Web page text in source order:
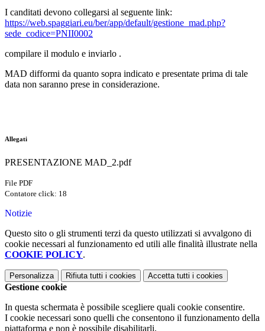
I canditati devono collegarsi al seguente link:
https://web.spaggiari.eu/ber/app/default/gestione_mad.php?
sede_codice=PNII0002
compilare il modulo e inviarlo .
MAD difformi da quanto sopra indicato e presentate prima di tale
data non saranno prese in considerazione.
Allegati
PRESENTAZIONE MAD_2.pdf
File PDF
Contatore click: 18
Notizie
Questo sito o gli strumenti terzi da questo utilizzati si avvalgono di
cookie necessari al funzionamento ed utili alle finalità illustrate nella
COOKIE POLICY.
Personalizza Rifiuta tutti i cookies Accetta tutti i cookies
Gestione cookie
In questa schermata è possibile scegliere quali cookie consentire.
I cookie necessari sono quelli che consentono il funzionamento della
piattaforma e non è possibile disabilitarli.